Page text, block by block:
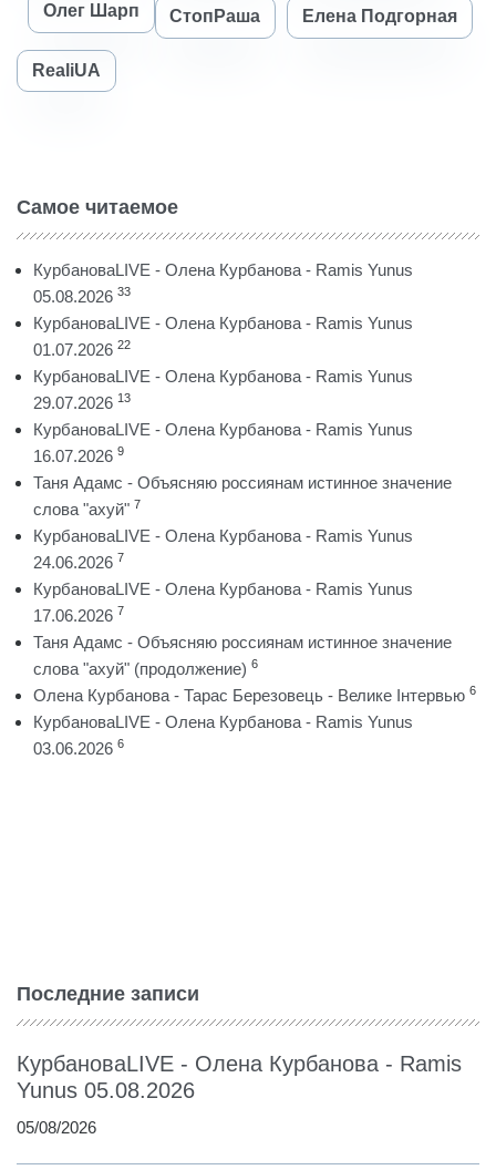
Олег Шарп СтопРаша Елена Подгорная
RealiUA
Самое читаемое
КурбановаLIVE - Олена Курбанова - Ramis Yunus
05.08.2026 33
КурбановаLIVE - Олена Курбанова - Ramis Yunus
01.07.2026 22
КурбановаLIVE - Олена Курбанова - Ramis Yunus
29.07.2026 13
КурбановаLIVE - Олена Курбанова - Ramis Yunus
16.07.2026 9
Таня Адамс - Объясняю россиянам истинное значение
слова "ахуй" 7
КурбановаLIVE - Олена Курбанова - Ramis Yunus
24.06.2026 7
КурбановаLIVE - Олена Курбанова - Ramis Yunus
17.06.2026 7
Таня Адамс - Объясняю россиянам истинное значение
слова "ахуй" (продолжение) 6
Олена Курбанова - Тарас Березовець - Велике Інтервью 6
КурбановаLIVE - Олена Курбанова - Ramis Yunus
03.06.2026 6
Последние записи
КурбановаLIVE - Олена Курбанова - Ramis
Yunus 05.08.2026
05/08/2026